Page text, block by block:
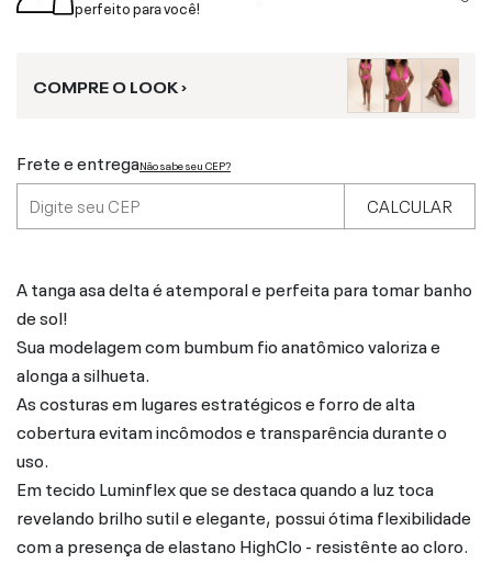
perfeito para você!
COMPRE O LOOK ›
Frete e entregaNão sabe seu CEP?
CALCULAR
A tanga asa delta é atemporal e perfeita para tomar banho
de sol!
Sua modelagem com bumbum fio anatômico valoriza e
alonga a silhueta.
As costuras em lugares estratégicos e forro de alta
cobertura evitam incômodos e transparência durante o
uso.
Em tecido Luminflex que se destaca quando a luz toca
revelando brilho sutil e elegante, possui ótima flexibilidade
com a presença de elastano HighClo - resistênte ao cloro.